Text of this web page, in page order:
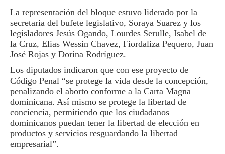
La representación del bloque estuvo liderado por la
secretaria del bufete legislativo, Soraya Suarez y los
legisladores Jesús Ogando, Lourdes Serulle, Isabel de
la Cruz, Elias Wessin Chavez, Fiordaliza Pequero, Juan
José Rojas y Dorina Rodríguez.
Los diputados indicaron que con ese proyecto de
Código Penal “se protege la vida desde la concepción,
penalizando el aborto conforme a la Carta Magna
dominicana. Así mismo se protege la libertad de
conciencia, permitiendo que los ciudadanos
dominicanos puedan tener la libertad de elección en
productos y servicios resguardando la libertad
empresarial”.